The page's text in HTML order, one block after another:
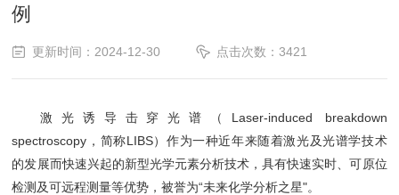
例
更新时间：2024-12-30 点击次数：3421
激光诱导击穿光谱（Laser-induced breakdown
spectroscopy，简称LIBS）作为一种近年来随着激光及光谱学技术
的发展而快速兴起的新型光学元素分析技术，具有快速实时、可原位
检测及可远程测量等优势，被誉为“未来化学分析之星"。